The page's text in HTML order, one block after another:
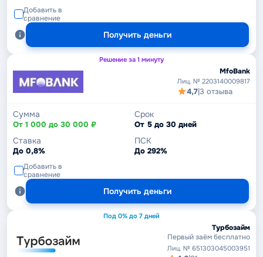
Добавить в
сравнение
Получить деньги
Решение за 1 минуту
MfoBank
Лиц. № 2203140009817
4,7|3 отзыва
Сумма
От 1 000 до 30 000 ₽
Срок
От 5 до 30 дней
Ставка
До 0,8%
ПСК
До 292%
Добавить в
сравнение
Получить деньги
Под 0% до 7 дней
Турбозайм
Первый заём бесплатно
Лиц. № 651303045003951